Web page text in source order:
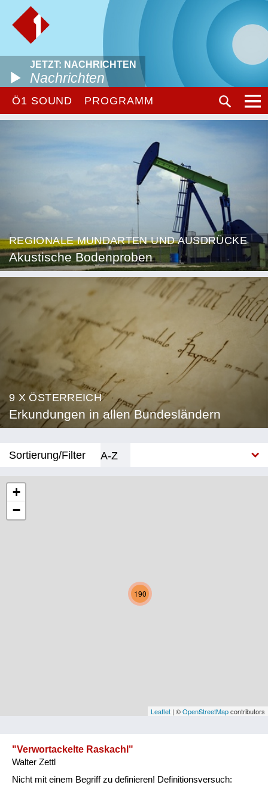
JETZT: NACHRICHTEN
Nachrichten
Ö1 SOUND PROGRAMM
REGIONALE MUNDARTEN UND AUSDRÜCKE
Akustische Bodenproben
9 X ÖSTERREICH
Erkundungen in allen Bundesländern
Sortierung/Filter
A-Z
Niederösterreich
Oberösterreich
Vorarlberg
190
+
−
Leaflet | ©OpenStreetMapcontributors
"Verwortackelte Raskachl"
Walter Zettl
Nicht mit einem Begriff zu definieren! Definitionsversuch: